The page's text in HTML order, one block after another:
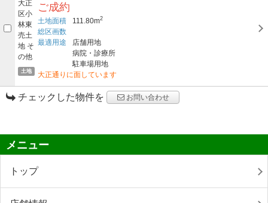
土地
ご成約
土地面積 111.80m2
総区画数
最適用途
店舗用地
病院・診療所
駐車場用地
大正通りに面しています
チェックした物件を お問い合わせ
メニュー
トップ